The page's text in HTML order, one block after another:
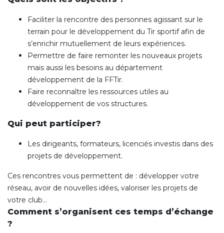
Faciliter la rencontre des personnes agissant sur le
terrain pour le développement du Tir sportif afin de
s’enrichir mutuellement de leurs expériences.
Permettre de faire remonter les nouveaux projets
mais aussi les besoins au département
développement de la FFTir.
Faire reconnaître les ressources utiles au
développement de vos structures.
Qui peut participer?
Les dirigeants, formateurs, licenciés investis dans des
projets de développement.
Ces rencontres vous permettent de : développer votre
réseau, avoir de nouvelles idées, valoriser les projets de
votre club…
Comment s’organisent ces temps d’échange
?